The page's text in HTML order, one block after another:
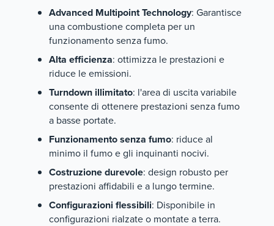
Advanced Multipoint Technology: Garantisce
una combustione completa per un
funzionamento senza fumo.
Alta efficienza: ottimizza le prestazioni e
riduce le emissioni.
Turndown illimitato: l'area di uscita variabile
consente di ottenere prestazioni senza fumo
a basse portate.
Funzionamento senza fumo: riduce al
minimo il fumo e gli inquinanti nocivi.
Costruzione durevole: design robusto per
prestazioni affidabili e a lungo termine.
Configurazioni flessibili: Disponibile in
configurazioni rialzate o montate a terra.